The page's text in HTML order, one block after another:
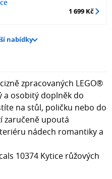
1 699 Kč
nabídky
zpracovaných LEGO®
a osobitý doplněk do
na stůl, poličku nebo do
zaručeně upoutá
nádech romantiky a
10374 Kytice růžových